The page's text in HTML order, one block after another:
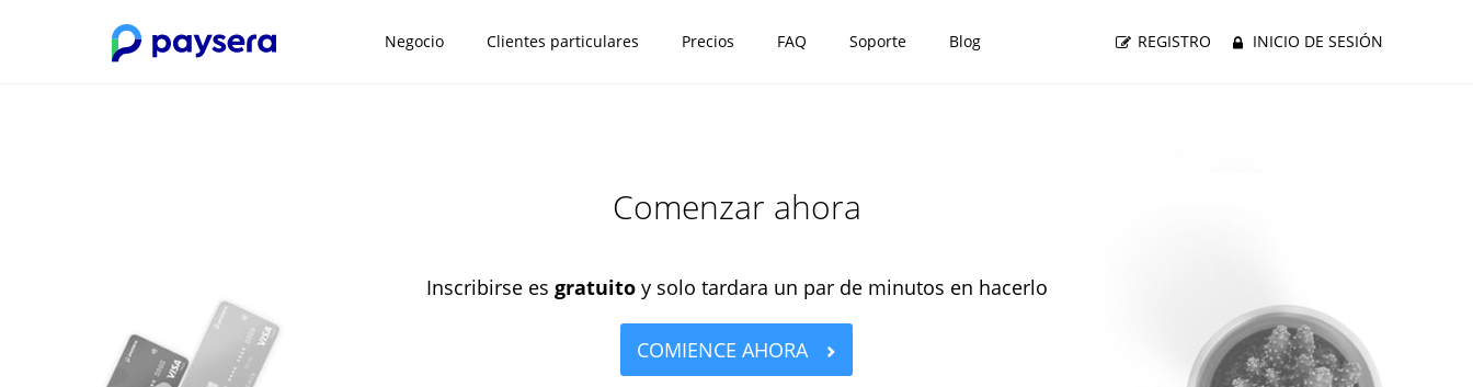
Negocio Clientes particulares Precios FAQ Soporte Blog REGISTRO INICIO DE SESIÓN
Comenzar ahora
Inscribirse es gratuito y solo tardara un par de minutos en hacerlo
COMIENCE AHORA